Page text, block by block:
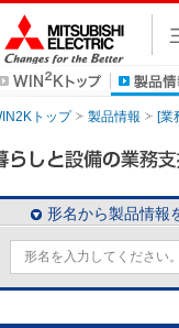
トップ 製品情報 [業
形名から製品情報